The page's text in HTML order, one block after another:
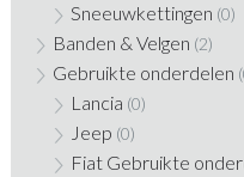
Sneeuwkettingen (0)
Banden & Velgen (2)
Gebruikte onderdelen
Lancia (0)
Jeep (0)
Fiat Gebruikte